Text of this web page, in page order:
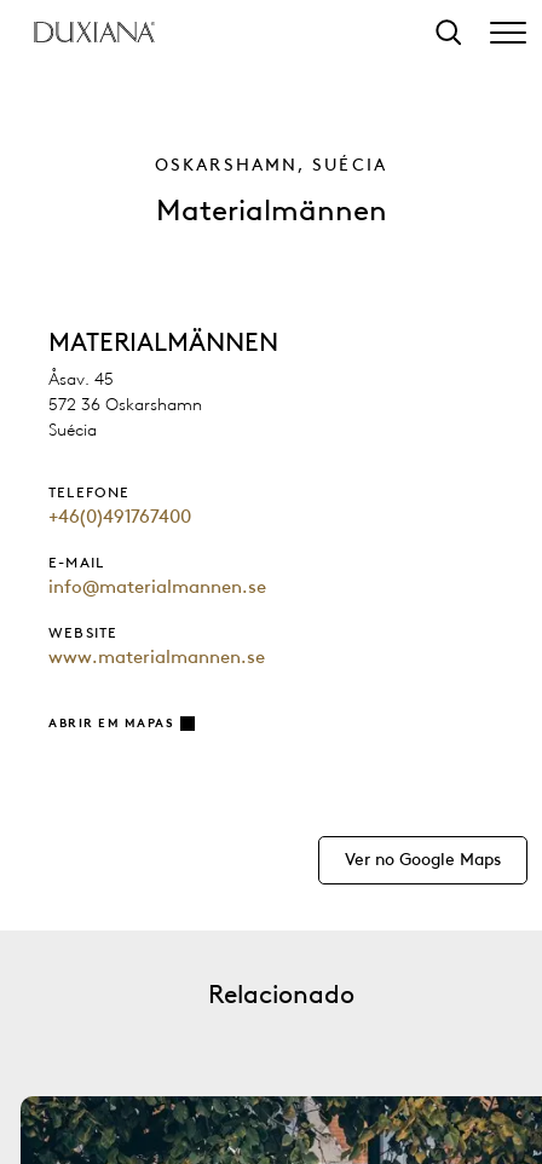
Pesquisar
OSKARSHAMN, SUÉCIA
Materialmännen
MATERIALMÄNNEN
Åsav. 45
572 36 Oskarshamn
Suécia
TELEFONE
+46(0)491767400
E-MAIL
info@materialmannen.se
WEBSITE
www.materialmannen.se
ABRIR EM MAPAS
Ver no Google Maps
Relacionado